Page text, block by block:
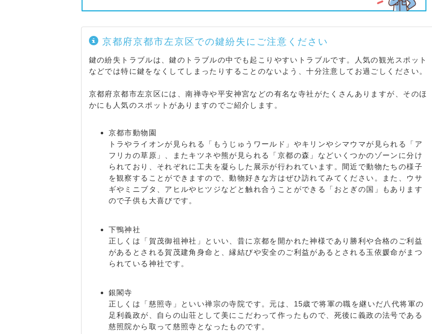
畑ケ田町 / 上高野畑町 / 上高野八幡町 / 上高野東田町 / 上高野東氷室町 / 上高野深田町 / 上高
山ノ橋町 / 上高野隣好町 / 上高野東山 / 賀茂今井町 / 賀茂半木町 / 菊鉾町 / 北白川伊織町 / 北
白川岩坂町 / 北白川瓜生山町 / 北白川追分町 / 北白川小倉町 / 北白川重石町 / 北白川上池田町 /
北白川上終町 / 北白川上別当町 / 北白川清沢口町 / 北白川久保田町 / 北白川小亀谷町 / 北白川
地蔵谷町 / 北白川仕伏町 / 北白川下池田町 / 北白川下別当町 / 北白川瀬ノ内町 / 北白川大堂町 /
北白川蔦町 / 北白川堂ノ前町 / 北白川外山町 / 北白川中山町 / 北白川西伊織町 / 北白川西瀬ノ
川東久保田町 / 北白川東瀬ノ内町 / 北白川東蔦町 / 北白川東平井町 / 北白川平井町 / 北白川琵
琶町 / 北白川別当町 / 北白川丸山町 / 北白川南ケ原町 / 北白川向ケ谷町 / 北白川山田町 / 北白
川合町 / 久多宮の町 / 鞍馬貴船町 / 鞍馬二ノ瀬町 / 鞍馬本町 / 黒谷町 / 讃州寺町 / 鹿ケ谷上宮
ノ前町 / 鹿ケ谷栗木谷町 / 鹿ケ谷御所ノ段町 / 鹿ケ谷桜谷町 / 鹿ケ谷下宮ノ前町 / 鹿ケ谷大黒
谷町 / 鹿ケ谷高岸町 / 鹿ケ谷寺ノ前町 / 鹿ケ谷徳善谷町 / 鹿ケ谷西寺ノ前町 / 鹿ケ谷法然院町 /
鹿ケ谷法然院西町 / 鹿ケ谷宮ノ前町 / 静市市原町 / 静市静原町 / 静市野中町 / 下鴨泉川町 / 下
鴨狗子田町 / 下鴨梅ノ木町 / 下鴨膳部町 / 下鴨上川原町 / 下鴨岸本町 / 下鴨北芝町 / 下鴨北園
町 / 下鴨北茶ノ木町 / 下鴨北野々神町 / 下鴨貴船町 / 下鴨神殿町 / 下鴨芝本町 / 下鴨下川原町 /
下鴨高木町 / 下鴨蓼倉町 / 下鴨塚本町 / 下鴨中川原町 / 下鴨西梅ノ木町 / 下鴨西高木町 / 下鴨
西林町 / 下鴨西半木町 / 下鴨西本町 / 下鴨萩ケ垣内町 / 下鴨半木町 / 下鴨東梅ノ木町 / 下鴨東
町 / 下鴨前萩町 / 下鴨松ノ木町 / 下鴨松原町 / 下鴨水口町 / 下鴨南芝町 / 下鴨南茶ノ木町 / 下
鴨南野々神町 / 下鴨宮河町 / 下鴨宮崎町 / 下鴨森ケ前町 / 下鴨森本町 / 下鴨夜光町 / 下鴨梁田
町 / 下堤町 / 修学院安養坊 / 修学院石掛町 / 修学院泉殿町 / 修学院犬塚町 / 修学院大林町 / 修
学院沖殿町 / 修学院開根坊町 / 修学院貝原町 / 修学院月輪寺町 / 修学院鹿ノ下町 / 修学院烏丸
修学院辻ノ田町 / 修学院坪江町 / 修学院中新開 / 修学院中林町 / 修学院西沮沢町 / 修学院登リ
内町 / 修学院狭間町 / 修学院馬場脇町 / 修学院林ノ脇 / 修学院桧峠町 / 修学院仏者町 / 修学院
松本町 / 修学院水川原町 / 修学院南代 / 修学院宮ノ前 / 修学院宮ノ脇町 / 修学院室町 / 修学院
薬師堂町 / 修学院薮添 / 修学院山神町 / 修学院山添町 / 修学院山ノ鼻町 / 正往寺町 / 聖護院円
京都府京都市左京区での鍵紛失にご注意ください
鍵の紛失トラブルは、鍵のトラブルの中でも起こりやすいトラブルです。人気の観光スポット
などでは特に鍵をなくしてしまったりすることのないよう、十分注意してお過ごしください。
京都府京都市左京区には、南禅寺や平安神宮などの有名な寺社がたくさんありますが、そのほ
かにも人気のスポットがありますのでご紹介します。
京都市動物園
トラやライオンが見られる「もうじゅうワールド」やキリンやシマウマが見られる「ア
フリカの草原」、またキツネや熊が見られる「京都の森」などいくつかのゾーンに分け
られており、それぞれに工夫を凝らした展示が行われています。間近で動物たちの様子
を観察することができますので、動物好きな方はぜひ訪れてみてください。また、ウサ
ギやミニブタ、アヒルやヒツジなどと触れ合うことができる「おとぎの国」もあります
ので子供も大喜びです。
下鴨神社
正しくは「賀茂御祖神社」といい、昔に京都を開かれた神様であり勝利や合格のご利益
があるとされる賀茂建角身命と、縁結びや安全のご利益があるとされる玉依媛命がまつ
られている神社です。
銀閣寺
正しくは「慈照寺」といい禅宗の寺院です。元は、15歳で将軍の職を継いだ八代将軍の
足利義政が、自らの山荘として美にこだわって作ったもので、死後に義政の法号である
慈照院から取って慈照寺となったものです。